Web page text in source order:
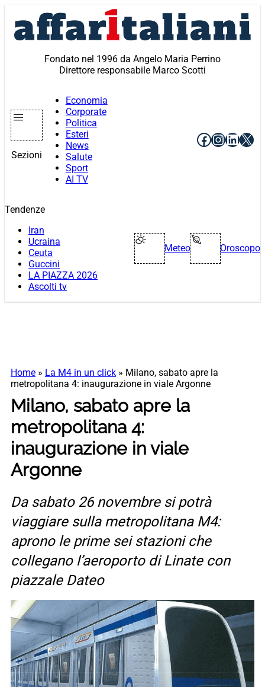
contenuto
Fondato nel 1996 da Angelo Maria Perrino
Direttore responsabile Marco Scotti
Sezioni
Economia
Corporate
Politica
Esteri
News
Salute
Sport
AI TV
Facebook
X
Tendenze
Iran
Ucraina
Ceuta
Guccini
LA PIAZZA 2026
Ascolti tv
Meteo Oroscopo
Home » La M4 in un click » Milano, sabato apre la
metropolitana 4: inaugurazione in viale Argonne
Milano, sabato apre la
metropolitana 4:
inaugurazione in viale
Argonne
Da sabato 26 novembre si potrà
viaggiare sulla metropolitana M4:
aprono le prime sei stazioni che
collegano l’aeroporto di Linate con
piazzale Dateo